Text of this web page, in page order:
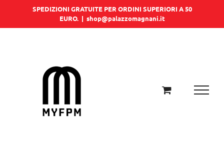
SPEDIZIONI GRATUITE PER ORDINI SUPERIORI A 50
EURO. | shop@palazzomagnani.it